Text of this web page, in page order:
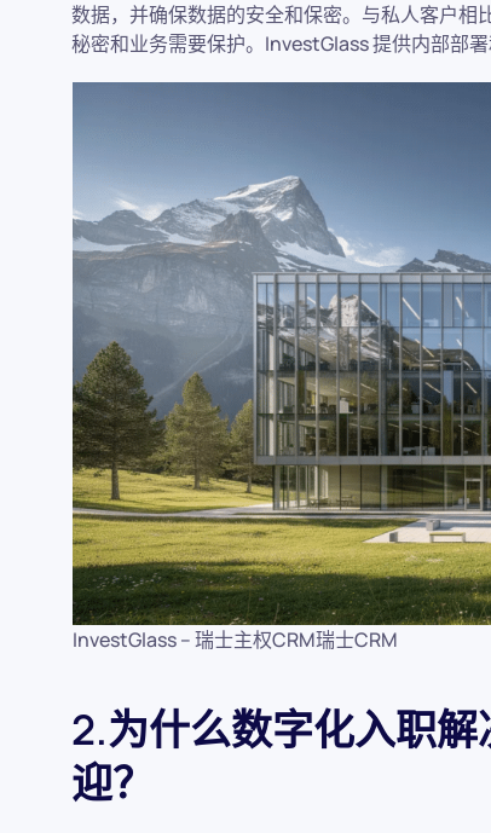
数据，并确保数据的安全和保密。与私人客户
秘密和业务需要保护。InvestGlass 提供内部部
InvestGlass – 瑞士主权CRM瑞士CRM
2.为什么数字化入职
迎？